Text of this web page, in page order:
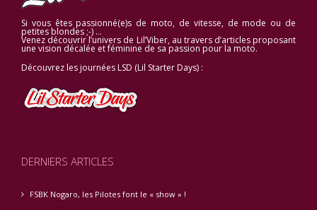
Si vous êtes passionné(e)s de moto, de vitesse, de mode ou de
petites blondes ;-) …
Venez découvrir l’univers de Lil’Viber, au travers d’articles proposant
une vision décalée et féminine de sa passion pour la moto.
Découvrez les journées LSD (Lil Starter Days) :
DERNIERS ARTICLES
FSBK Nogaro, les Pilotes font le « show » !